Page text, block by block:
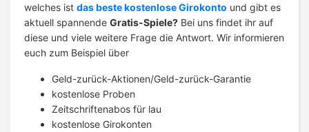
welches ist das beste kostenlose Girokonto und gibt es
aktuell spannende Gratis-Spiele? Bei uns findet ihr auf
diese und viele weitere Frage die Antwort. Wir informieren
euch zum Beispiel über
Geld-zurück-Aktionen/Geld-zurück-Garantie
kostenlose Proben
Zeitschriftenabos für lau
kostenlose Girokonten